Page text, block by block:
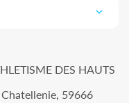
DES HAUTS
59666